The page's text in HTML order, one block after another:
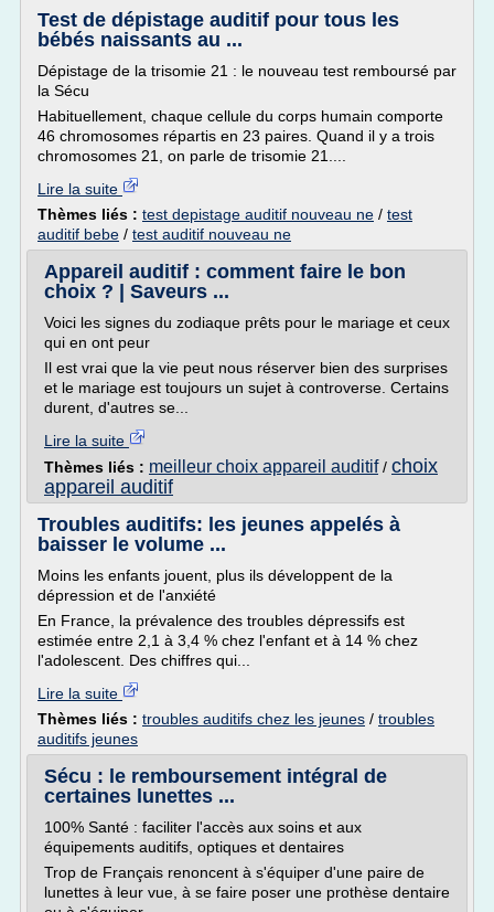
Test de dépistage auditif pour tous les
bébés naissants au ...
Dépistage de la trisomie 21 : le nouveau test remboursé par
la Sécu
Habituellement, chaque cellule du corps humain comporte
46 chromosomes répartis en 23 paires. Quand il y a trois
chromosomes 21, on parle de trisomie 21....
Lire la suite
Thèmes liés : test depistage auditif nouveau ne / test
auditif bebe / test auditif nouveau ne
Appareil auditif : comment faire le bon
choix ? | Saveurs ...
Voici les signes du zodiaque prêts pour le mariage et ceux
qui en ont peur
Il est vrai que la vie peut nous réserver bien des surprises
et le mariage est toujours un sujet à controverse. Certains
durent, d'autres se...
Lire la suite
Thèmes liés : meilleur choix appareil auditif/ choix
appareil auditif
Troubles auditifs: les jeunes appelés à
baisser le volume ...
Moins les enfants jouent, plus ils développent de la
dépression et de l'anxiété
En France, la prévalence des troubles dépressifs est
estimée entre 2,1 à 3,4 % chez l'enfant et à 14 % chez
l'adolescent. Des chiffres qui...
Lire la suite
Thèmes liés : troubles auditifs chez les jeunes / troubles
auditifs jeunes
Sécu : le remboursement intégral de
certaines lunettes ...
100% Santé : faciliter l'accès aux soins et aux
équipements auditifs, optiques et dentaires
Trop de Français renoncent à s'équiper d'une paire de
lunettes à leur vue, à se faire poser une prothèse dentaire